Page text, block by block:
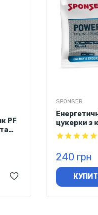
добавок.
PF
SPONSER
цукерки з
Sponser
(фруктовий
240 грн